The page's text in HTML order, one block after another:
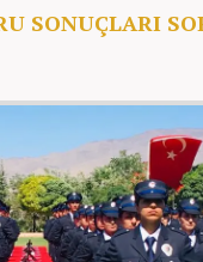
SONUÇLARI